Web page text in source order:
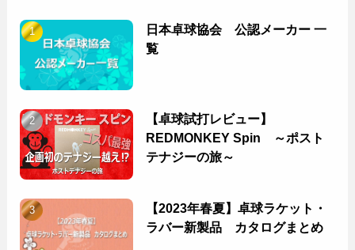
日本卓球協会 公認メーカー 一
覧
【卓球試打レビュー】
REDMONKEY Spin ～ポスト
テナジーの旅～
【2023年春夏】卓球ラケット・
ラバー新製品 カタログまとめ